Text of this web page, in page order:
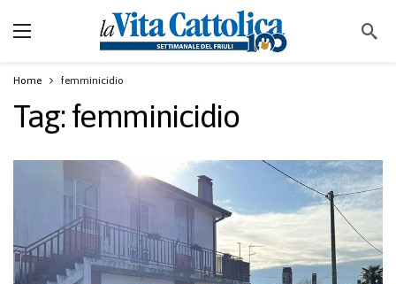
Home femminicidio
Tag:femminicidio